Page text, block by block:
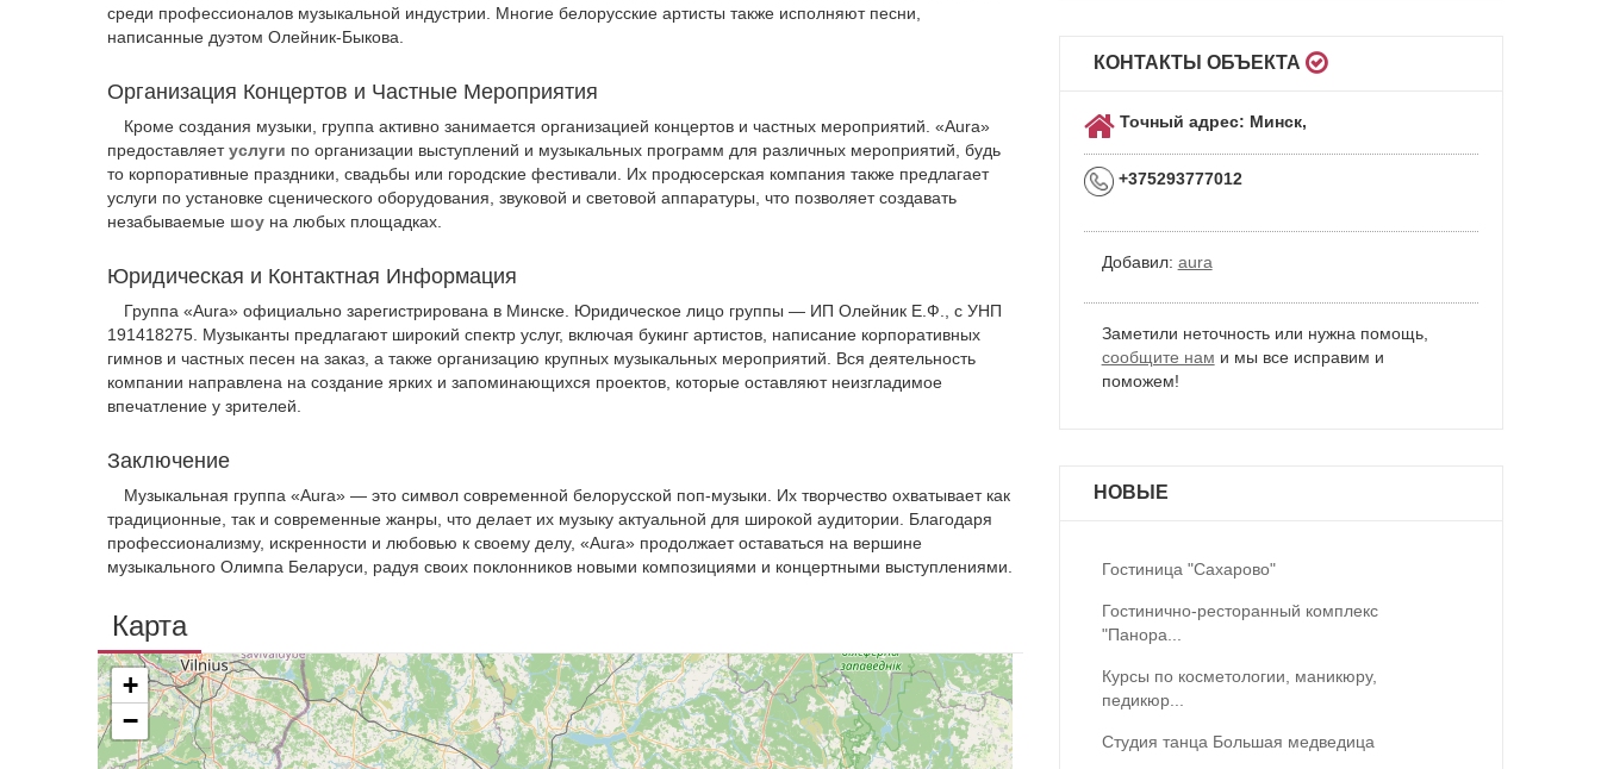
среди профессионалов музыкальной индустрии. Многие белорусские артисты также исполняют песни,
написанные дуэтом Олейник-Быкова.
Организация Концертов и Частные Мероприятия
Кроме создания музыки, группа активно занимается организацией концертов и частных мероприятий. «Aura»
предоставляетуслуги по организации выступлений и музыкальных программ для различных мероприятий, будь
то корпоративные праздники, свадьбы или городские фестивали. Их продюсерская компания также предлагает
услуги по установке сценического оборудования, звуковой и световой аппаратуры, что позволяет создавать
незабываемые шоу на любых площадках.
Юридическая и Контактная Информация
Группа «Aura» официально зарегистрирована в Минске. Юридическое лицо группы — ИП Олейник Е.Ф., с УНП
191418275. Музыканты предлагают широкий спектр услуг, включая букинг артистов, написание корпоративных
гимнов и частных песен на заказ, а также организацию крупных музыкальных мероприятий. Вся деятельность
компании направлена на создание ярких и запоминающихся проектов, которые оставляют неизгладимое
впечатление у зрителей.
Заключение
Музыкальная группа «Aura» — это символ современной белорусской поп-музыки. Их творчество охватывает как
традиционные, так и современные жанры, что делает их музыку актуальной для широкой аудитории. Благодаря
профессионализму, искренности и любовью к своему делу, «Aura» продолжает оставаться на вершине
музыкального Олимпа Беларуси, радуя своих поклонников новыми композициями и концертными выступлениями.
Карта
+
−
КОНТАКТЫ ОБЪЕКТА
Точный адрес: Минск,
+375293777012
Добавил: aura
Заметили неточность или нужна помощь,
сообщите нам и мы все исправим и
поможем!
НОВЫЕ
Гостиница "Сахарово"
Гостинично-ресторанный комплекс
"Панора...
Курсы по косметологии, маникюру,
педикюр...
Студия танца Большая медведица